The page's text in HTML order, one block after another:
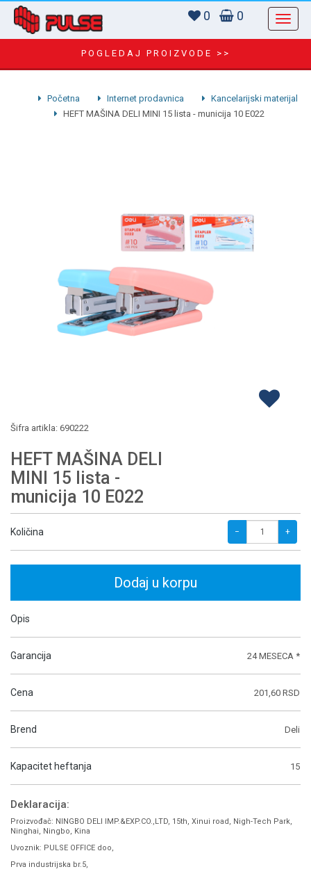
0 0
POGLEDAJ PROIZVODE >>
Početna Internet prodavnica
Kancelarijski materijal
HEFT MAŠINA DELI MINI 15 lista - municija 10 E022
Šifra artikla: 690222
HEFT MAŠINA DELI
MINI 15 lista -
municija 10 E022
Količina − +
Dodaj u korpu
Opis
Garancija 24 MESECA *
Cena 201,60 RSD
Brend Deli
Kapacitet heftanja 15
Deklaracija:
Proizvođač: NINGBO DELI IMP.&EXP.CO.,LTD, 15th, Xinui road, Nigh-Tech Park,
Ninghai, Ningbo, Kina
Uvoznik: PULSE OFFICE doo,
Prva industrijska br.5,